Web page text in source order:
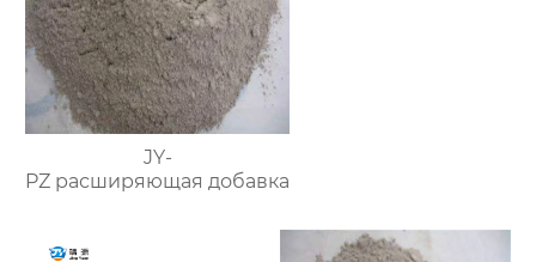
JY-
PZ расширяющая добавка